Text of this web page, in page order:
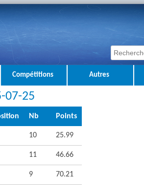
Compétitions Autres
07-25
Nb Points
10 25.99
11 46.66
9 70.21